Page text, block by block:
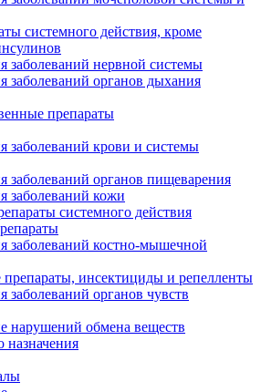
системного действия, кроме
заболеваний нервной системы
заболеваний органов дыхания
препараты
заболеваний крови и системы
заболеваний органов пищеварения
заболеваний кожи
системного действия
заболеваний костно-мышечной
инсектициды и репелленты
заболеваний органов чувств
нарушений обмена веществ
назначения